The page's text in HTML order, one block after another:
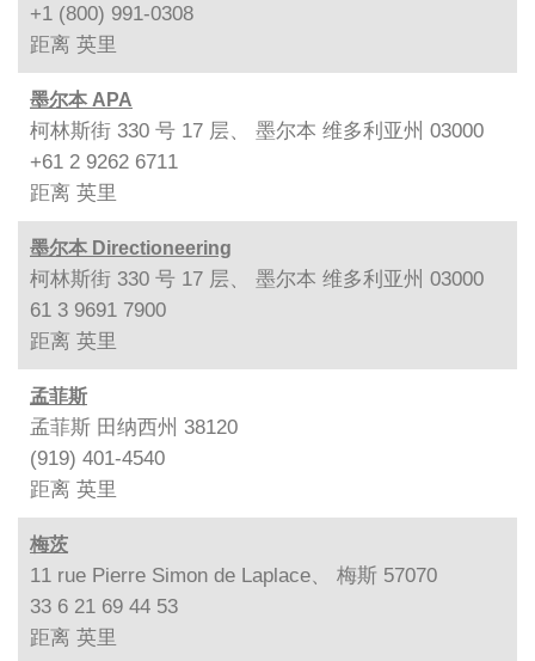
+1 (800) 991-0308
距离 英里
墨尔本 APA
柯林斯街 330 号 17 层、 墨尔本 维多利亚州 03000
+61 2 9262 6711
距离 英里
墨尔本 Directioneering
柯林斯街 330 号 17 层、 墨尔本 维多利亚州 03000
61 3 9691 7900
距离 英里
孟菲斯
孟菲斯 田纳西州 38120
(919) 401-4540
距离 英里
梅茨
11 rue Pierre Simon de Laplace、 梅斯 57070
33 6 21 69 44 53
距离 英里